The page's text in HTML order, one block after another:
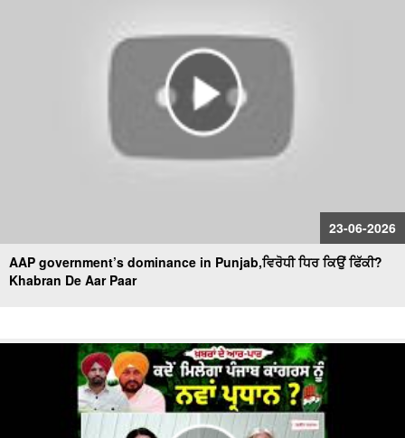
23-06-2026
AAP government’s dominance in Punjab,ਵਿਰੋਧੀ ਧਿਰ ਕਿਉਂ ਫਿੱਕੀ?
Khabran De Aar Paar